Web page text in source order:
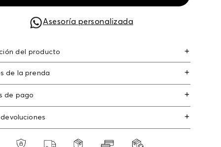
Asesoría personalizada
del producto
de tavira algodón 98% elastano 2%
de la prenda
de pago
de crédito: Visa, Dinners, Master Card y
débito: Maestro, Electron.
devoluciones